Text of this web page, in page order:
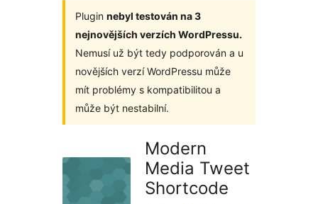
Plugin nebyl testován na 3
nejnovějších verzích WordPressu.
Nemusí už být tedy podporován a u
novějších verzí WordPressu může
mít problémy s kompatibilitou a
může být nestabilní.
Modern
Media Tweet
Shortcode